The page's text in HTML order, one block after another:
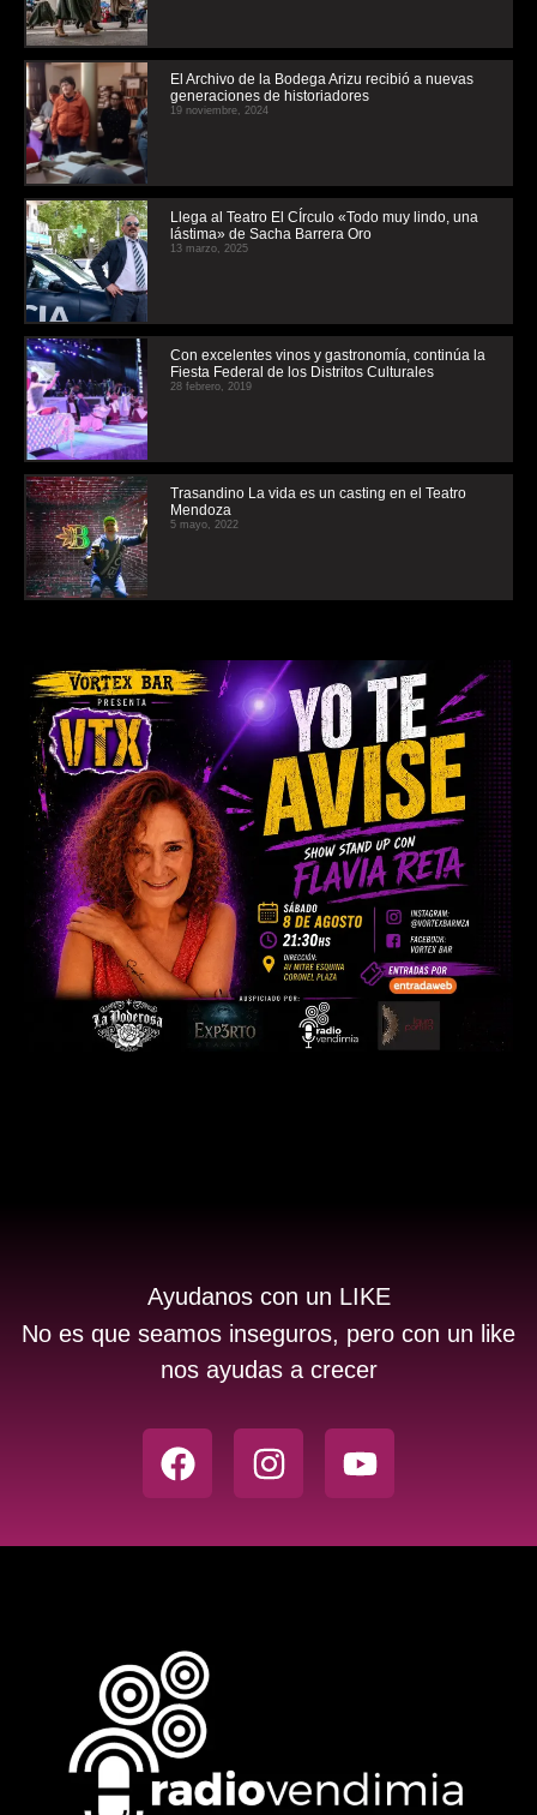
El Archivo de la Bodega Arizu recibió a nuevas
generaciones de historiadores
19 noviembre, 2024
Llega al Teatro El CÍrculo «Todo muy lindo, una
lástima» de Sacha Barrera Oro
13 marzo, 2025
Con excelentes vinos y gastronomía, continúa la
Fiesta Federal de los Distritos Culturales
28 febrero, 2019
Trasandino La vida es un casting en el Teatro
Mendoza
5 mayo, 2022
Ayudanos con un LIKE
No es que seamos inseguros, pero con un like
nos ayudas a crecer